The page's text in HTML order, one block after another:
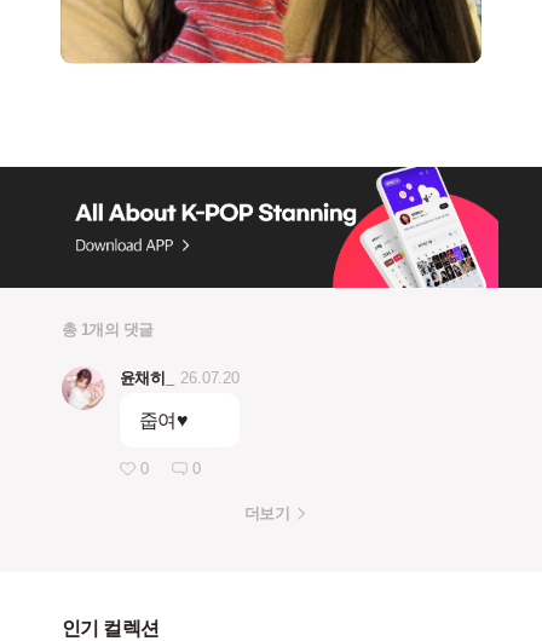
총 1개의 댓글
윤채히_ 26.07.20
줍여♥
0 0
더보기
인기 컬렉션